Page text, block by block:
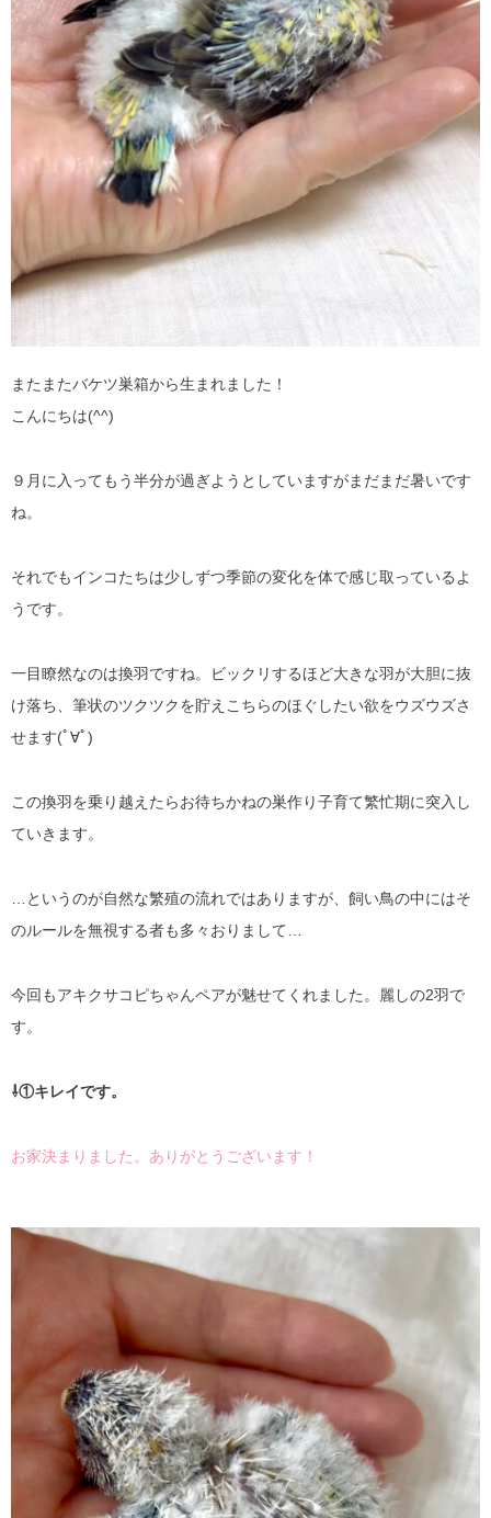
またまたバケツ巣箱から生まれました！
こんにちは(^^)
９月に入ってもう半分が過ぎようとしていますがまだまだ暑いです
ね。
それでもインコたちは少しずつ季節の変化を体で感じ取っているよ
うです。
一目瞭然なのは換羽ですね。ビックリするほど大きな羽が大胆に抜
け落ち、筆状のツクツクを貯えこちらのほぐしたい欲をウズウズさ
せます(ﾟ∀ﾟ)
この換羽を乗り越えたらお待ちかねの巣作り子育て繁忙期に突入し
ていきます。
…というのが自然な繁殖の流れではありますが、飼い鳥の中にはそ
のルールを無視する者も多々おりまして…
今回もアキクサコピちゃんペアが魅せてくれました。麗しの2羽で
す。
⇩①キレイです。
お家決まりました。ありがとうございます！